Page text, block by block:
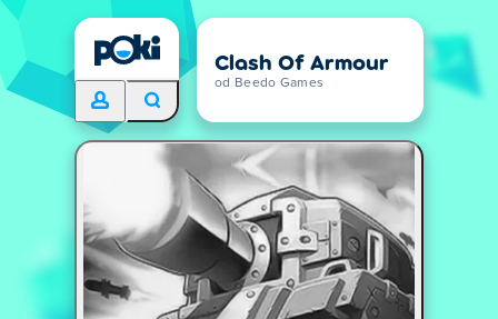
Clash Of Armour
od Beedo Games